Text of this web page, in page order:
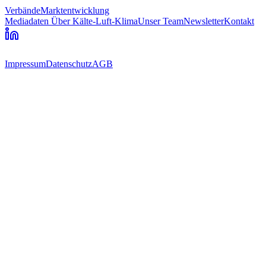
VerbändeMarktentwicklung
Mediadaten Über Kälte-Luft-KlimaUnser TeamNewsletterKontakt
ImpressumDatenschutzAGB